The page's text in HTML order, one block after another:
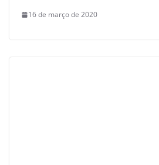
16 de março de 2020